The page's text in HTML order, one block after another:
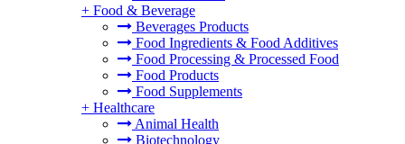
+ Food & Beverage
Beverages Products
Food Ingredients & Food Additives
Food Processing & Processed Food
Food Products
Food Supplements
+ Healthcare
Animal Health
Biotechnology